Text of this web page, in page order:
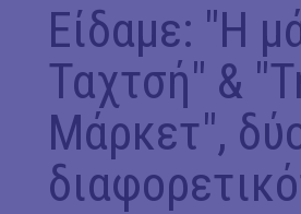
Είδαμε: "Η
Ταχτσή" &
Μάρκετ",